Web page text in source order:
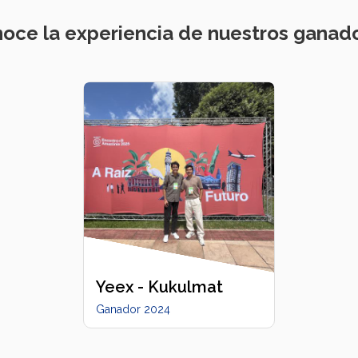
la experiencia de nuestros
Yeex - Kukulmat
Ganador 2024